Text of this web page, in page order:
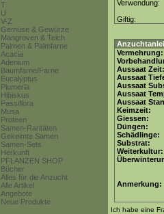
T
U
V-Z
Gemüse & Gewürze
Mangroven & Teich
Palmen & Palmfarne
Acacia
Adenium
Baumfarne/Farne
Eucalyptus
Plumeria
Hibiskus
Passiflora
Musa
Proteen
Samen-Raritäten
Gekeimte Samen
Samen-Sets
Herkunft
PFLANZEN SHOP
Bücher
Alles für die Anzucht
Alle Artikel
Angebote
Neue Produkte
Verwendung:
Giftig:
Vermehrung:
Aussaat Zeit:
Aussaat
Aussaat
Aussaat
Aussaat
Keimzeit:
Giessen:
Düngen:
Schädlinge:
Substrat:
Weiterkultur:
Anmerkung:
Ich habe eine